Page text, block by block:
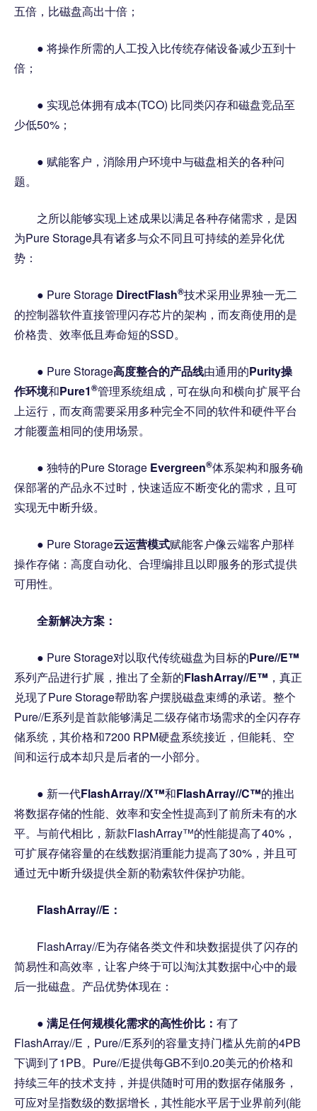
五倍，比磁盘高出十倍；
● 将操作所需的人工投入比传统存储设备减少五到十
倍；
● 实现总体拥有成本(TCO) 比同类闪存和磁盘竞品至
少低50%；
● 赋能客户，消除用户环境中与磁盘相关的各种问
题。
之所以能够实现上述成果以满足各种存储需求，是因
为Pure Storage具有诸多与众不同且可持续的差异化优
势：
● Pure Storage DirectFlash®技术采用业界独一无二
的控制器软件直接管理闪存芯片的架构，而友商使用的是
价格贵、效率低且寿命短的SSD。
● Pure Storage高度整合的产品线由通用的Purity操
作环境和Pure1®管理系统组成，可在纵向和横向扩展平台
上运行，而友商需要采用多种完全不同的软件和硬件平台
才能覆盖相同的使用场景。
● 独特的Pure Storage Evergreen®体系架构和服务确
保部署的产品永不过时，快速适应不断变化的需求，且可
实现无中断升级。
● Pure Storage云运营模式赋能客户像云端客户那样
操作存储：高度自动化、合理编排且以即服务的形式提供
可用性。
全新解决方案：
● Pure Storage对以取代传统磁盘为目标的Pure//E™
系列产品进行扩展，推出了全新的FlashArray//E™ ，真正
兑现了Pure Storage帮助客户摆脱磁盘束缚的承诺。整个
Pure//E系列是首款能够满足二级存储市场需求的全闪存存
储系统，其价格和7200 RPM硬盘系统接近，但能耗、空
间和运行成本却只是后者的一小部分。
● 新一代FlashArray//X™和FlashArray//C™的推出
将数据存储的性能、效率和安全性提高到了前所未有的水
平。与前代相比，新款FlashArray™的性能提高了40%，
可扩展存储容量的在线数据消重能力提高了30%，并且可
通过无中断升级提供全新的勒索软件保护功能。
FlashArray//E：
FlashArray//E为存储各类文件和块数据提供了闪存的
简易性和高效率，让客户终于可以淘汰其数据中心中的最
后一批磁盘。产品优势体现在：
● 满足任何规模化需求的高性价比： 有了
FlashArray//E，Pure//E系列的容量支持门槛从先前的4PB
下调到了1PB。Pure//E提供每GB不到0.20美元的价格和
持续三年的技术支持，并提供随时可用的数据存储服务，
可应对呈指数级的数据增长，其性能水平居于业界前列(能